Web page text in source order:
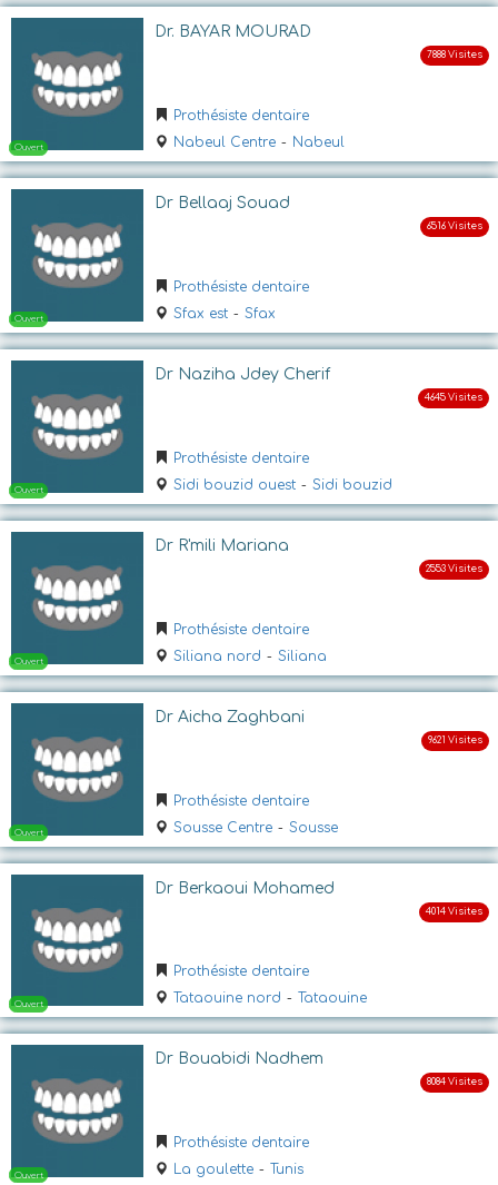
Ouvert
Ouvert
Ouvert
Ouvert
Ouvert
Dr. BAYAR MOURAD
Prothésiste dentaire
Nabeul Centre - Nabeul
Dr Bellaaj Souad
Prothésiste dentaire
Sfax est - Sfax
Dr Naziha Jdey Cherif
Prothésiste dentaire
Sidi bouzid ouest - Sidi bouzid
Dr R'mili Mariana
Prothésiste dentaire
Siliana nord - Siliana
Dr Aicha Zaghbani
Prothésiste dentaire
Sousse Centre - Sousse
Dr Berkaoui Mohamed
Prothésiste dentaire
Tataouine nord - Tataouine
Dr Bouabidi Nadhem
Prothésiste dentaire
La goulette - Tunis